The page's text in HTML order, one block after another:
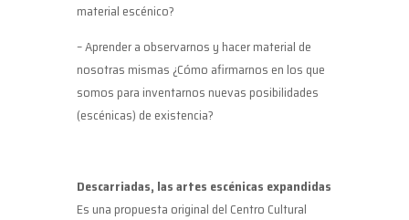
material escénico?
– Aprender a observarnos y hacer material de
nosotras mismas ¿Cómo afirmarnos en los que
somos para inventarnos nuevas posibilidades
(escénicas) de existencia?
Descarriadas, las artes escénicas expandidas
Es una propuesta original del Centro Cultural